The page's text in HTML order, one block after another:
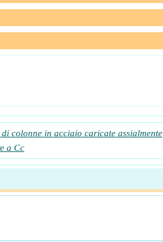
di colonne in acciaio caricate assialmente
a Cc